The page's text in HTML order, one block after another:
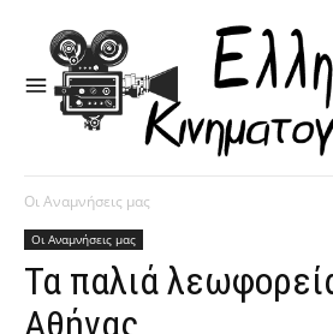
Οι Αναμνήσεις μας
Οι Αναμνήσεις μας
Τα παλιά